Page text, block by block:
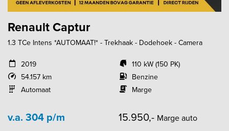
Renault Captur
1.3 TCe Intens *AUTOMAAT!* - Trekhaak - Dodehoek - Camera
2019
54.157 km
Automaat
110 kW (150 PK)
Benzine
Marge
v.a. 304 p/m 15.950,- Marge auto